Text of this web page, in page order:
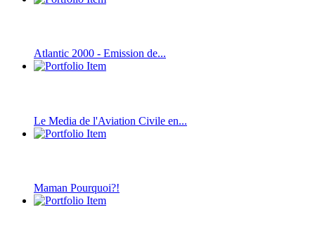
Atlantic 2000 - Emission de...
Le Media de l'Aviation Civile en...
Maman Pourquoi?!